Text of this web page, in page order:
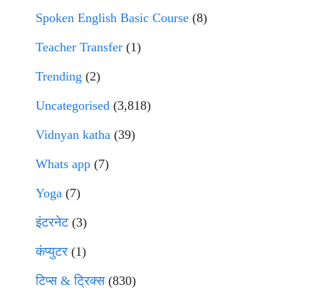
Spoken English Basic Course (8)
Teacher Transfer (1)
Trending (2)
Uncategorised (3,818)
Vidnyan katha (39)
Whats app (7)
Yoga (7)
इंटरनेट(3)
कंप्युटर (1)
टिप्स & ट्रिक्स(830)